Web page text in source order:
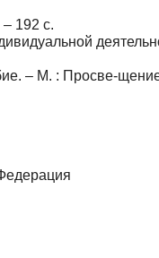
192 с.
– М. : Просве-